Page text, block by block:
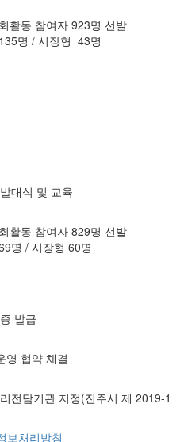
활동 참여자 923명 선발
명 / 시장형 43명
대식 및 교육
활동 참여자 829명 선발
명 / 시장형 60명
발급
영 협약 체결
전담기관 지정(진주시 제 2019-1
보처리방침